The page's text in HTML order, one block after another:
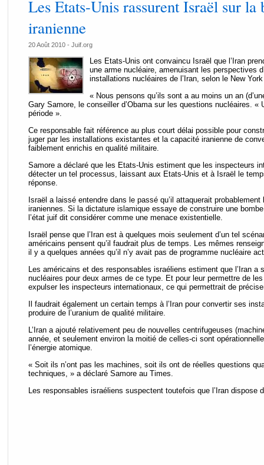
Les Etats-Unis rassurent Israël sur la
iranienne
20 Août 2010 - Juif.org
Les Etats-Unis ont convaincu Israël que l’Iran
une arme nucléaire, amenuisant les perspectives
installations nucléaires de l’Iran, selon le New
« Nous pensons qu’ils sont a au moins un an
Gary Samore, le conseiller d’Obama sur les questions nucléaires. «
période ».
Ce responsable fait référence au plus court délai possible pour
juger par les installations existantes et la capacité iranienne de
faiblement enrichis en qualité militaire.
Samore a déclaré que les Etats-Unis estiment que les inspecteurs
détecter un tel processus, laissant aux Etats-Unis et à Israël le
réponse.
Israël a laissé entendre dans le passé qu’il attaquerait
iraniennes. Si la dictature islamique essaye de construire une
l’état juif dit considérer comme une menace existentielle.
Israël pense que l’Iran est à quelques mois seulement d’un tel
américains pensent qu’il faudrait plus de temps. Les mêmes
il y a quelques années qu’il n’y avait pas de programme nucléaire
Les américains et des responsables israéliens estiment que l’Iran a
nucléaires pour deux armes de ce type. Et pour leur permettre de
expulser les inspecteurs internationaux, ce qui permettrait de
Il faudrait également un certain temps à l’Iran pour convertir ses
produire de l’uranium de qualité militaire.
L’Iran a ajouté relativement peu de nouvelles centrifugeuses
année, et seulement environ la moitié de celles-ci sont
l’énergie atomique.
« Soit ils n’ont pas les machines, soit ils ont de réelles questions
techniques, » a déclaré Samore au Times.
Les responsables israéliens suspectent toutefois que l’Iran dispose